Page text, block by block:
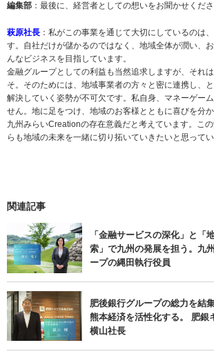
編集部 ：最後に、経営者としての想いをお聞かせくださ
萩原社長 ：私がこの事業を通じて大切にしているのは
す。自社だけが儲かるのではなく、地域全体が潤い、
んなビジネスを目指しています。
金融グループとしての利益も当然追求しますが、それ
そ。そのためには、地域事業者の方々と密に連携し、
解決していく姿勢が不可欠です。私自身、マネーゲー
せん。地に足をつけ、地域のお客様とともに喜びを分か
九州みらいCreationの存在意義だと考えています。こ
らも地域の未来を一緒に切り拓いていきたいと思ってい
関連記事
「金融サービスの深化」と「
索」で九州の発展を担う。九
ープの縄田執行役員
肥後銀行グループの総力を結
熊本経済を活性化する。 肥銀
横山社長